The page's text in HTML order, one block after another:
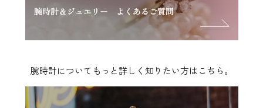
腕時計についてもっと詳しく知りたい方はこちら。